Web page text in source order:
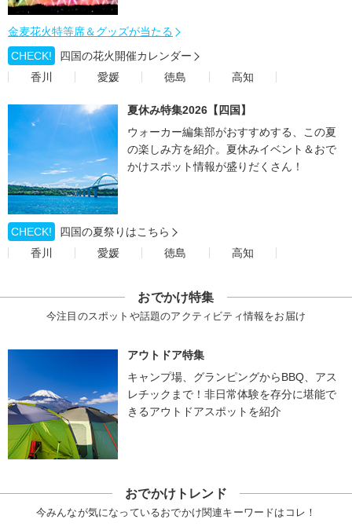
金麦花火特等席＆グッズが当たる
CHECK!
四国の花火開催カレンダー
香川
愛媛 徳島 高知
夏休み特集2026【四国】
ウォーカー編集部がおすすめする、この夏
の楽しみ方を紹介。夏休みイベント＆おで
かけスポット情報が盛りだくさん！
CHECK!
四国の夏祭りはこちら
香川
愛媛 徳島 高知
おでかけ特集
今注目のスポットや話題のアクティビティ情報をお届け
アウトドア特集
キャンプ場、グランピングからBBQ、アス
レチックまで！非日常体験を存分に堪能で
きるアウトドアスポットを紹介
おでかけトレンド
今みんなが気になっているおでかけ関連キーワードはコレ！